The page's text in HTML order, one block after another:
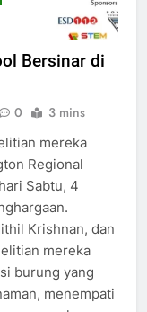
Bersinar di
mereka
Regional
Sabtu, 4
Krishnan, dan
mereka
burung yang